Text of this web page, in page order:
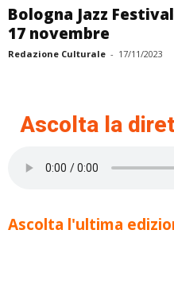
Bologna Jazz
17 novembre
Redazione Culturale - 17/11/2023
Ascolta la
Ascolta l'ultima